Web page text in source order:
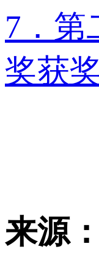
7．第
奖获
来源